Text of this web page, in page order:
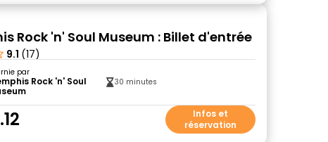
Rock 'n' Soul Museum : Billet d'entrée
9.1 (17)
par
Rock 'n' Soul
30 minutes
Infos et
réservation